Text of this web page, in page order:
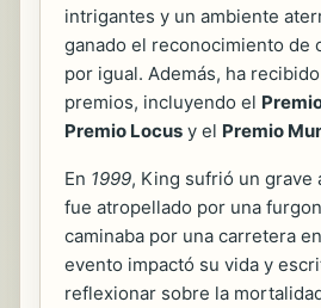
intrigantes y un ambiente
ganado el reconocimiento de
por igual. Además, ha
premios, incluyendo el
Premio Locus y el Premio
En 1999, King sufrió un grave
fue atropellado por una
caminaba por una carretera
evento impactó su vida y
reflexionar sobre la